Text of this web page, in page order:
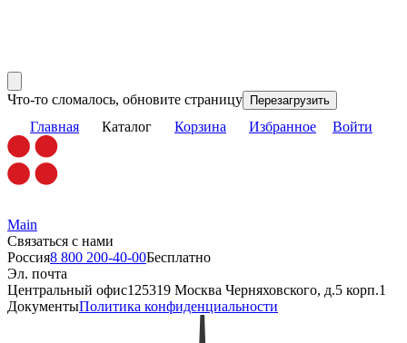
Что-то сломалось, обновите страницу Перезагрузить
Главная Каталог Корзина Избранное Войти
Main
Связаться с нами
Россия8 800 200-40-00Бесплатно
Эл. почта
Центральный офис125319 Москва Черняховского, д.5 корп.1
ДокументыПолитика конфиденциальности